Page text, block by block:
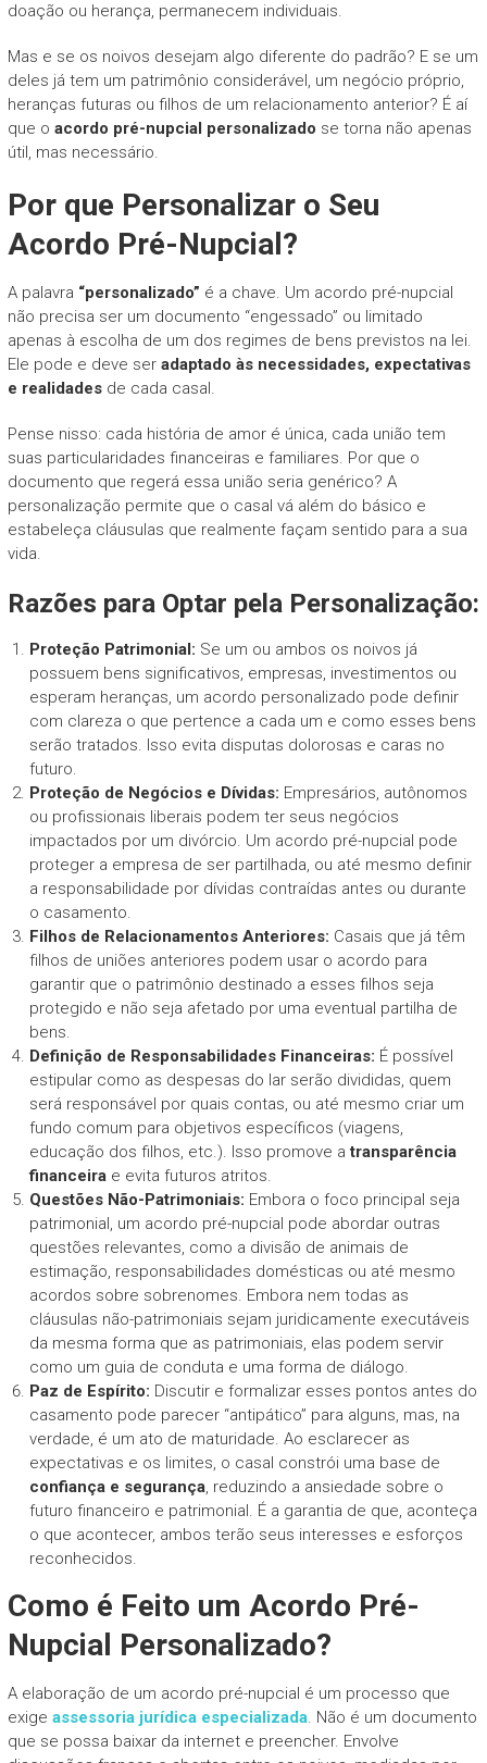
doação ou herança, permanecem individuais.
Mas e se os noivos desejam algo diferente do padrão? E se um
deles já tem um patrimônio considerável, um negócio próprio,
heranças futuras ou filhos de um relacionamento anterior? É aí
que o acordo pré-nupcial personalizado se torna não apenas
útil, mas necessário.
Por que Personalizar o Seu
Acordo Pré-Nupcial?
A palavra “personalizado” é a chave. Um acordo pré-nupcial
não precisa ser um documento “engessado” ou limitado
apenas à escolha de um dos regimes de bens previstos na lei.
Ele pode e deve ser adaptado às necessidades, expectativas
e realidadesde cada casal.
Pense nisso: cada história de amor é única, cada união tem
suas particularidades financeiras e familiares. Por que o
documento que regerá essa união seria genérico? A
personalização permite que o casal vá além do básico e
estabeleça cláusulas que realmente façam sentido para a sua
vida.
Razões para Optar pela Personalização:
Proteção Patrimonial: Se um ou ambos os noivos já
possuem bens significativos, empresas, investimentos ou
esperam heranças, um acordo personalizado pode definir
com clareza o que pertence a cada um e como esses bens
serão tratados. Isso evita disputas dolorosas e caras no
futuro.
Proteção de Negócios e Dívidas: Empresários, autônomos
ou profissionais liberais podem ter seus negócios
impactados por um divórcio. Um acordo pré-nupcial pode
proteger a empresa de ser partilhada, ou até mesmo definir
a responsabilidade por dívidas contraídas antes ou durante
o casamento.
Filhos de Relacionamentos Anteriores: Casais que já têm
filhos de uniões anteriores podem usar o acordo para
garantir que o patrimônio destinado a esses filhos seja
protegido e não seja afetado por uma eventual partilha de
bens.
Definição de Responsabilidades Financeiras: É possível
estipular como as despesas do lar serão divididas, quem
será responsável por quais contas, ou até mesmo criar um
fundo comum para objetivos específicos (viagens,
educação dos filhos, etc.). Isso promove atransparência
financeirae evita futuros atritos.
Questões Não-Patrimoniais: Embora o foco principal seja
patrimonial, um acordo pré-nupcial pode abordar outras
questões relevantes, como a divisão de animais de
estimação, responsabilidades domésticas ou até mesmo
acordos sobre sobrenomes. Embora nem todas as
cláusulas não-patrimoniais sejam juridicamente executáveis
da mesma forma que as patrimoniais, elas podem servir
como um guia de conduta e uma forma de diálogo.
Paz de Espírito: Discutir e formalizar esses pontos antes do
casamento pode parecer “antipático” para alguns, mas, na
verdade, é um ato de maturidade. Ao esclarecer as
expectativas e os limites, o casal constrói uma base de
confiança e segurança, reduzindo a ansiedade sobre o
futuro financeiro e patrimonial. É a garantia de que, aconteça
o que acontecer, ambos terão seus interesses e esforços
reconhecidos.
Como é Feito um Acordo Pré-
Nupcial Personalizado?
A elaboração de um acordo pré-nupcial é um processo que
exige assessoria jurídica especializada. Não é um documento
que se possa baixar da internet e preencher. Envolve